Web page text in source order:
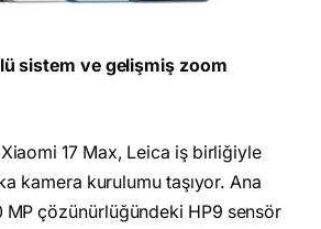
sistem ve gelişmiş zoom
17 Max, Leica iş birliğiyle
kamera kurulumu taşıyor. Ana
çözünürlüğündeki HP9 sensör